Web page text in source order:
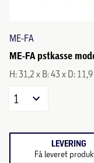
ME-FA
ME-FA pstkasse
H: 31,2 x B: 43 x D:
1
LEVERING
Få leveret